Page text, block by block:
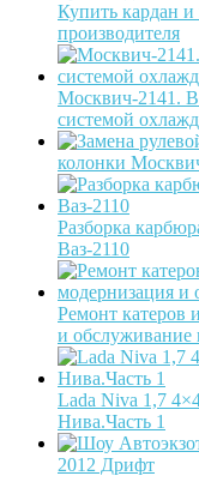
Купить кардан
производителя
Москвич-2141.
системой
колонки
Разборка
Ваз-2110
Ремонт катеров
и обслуживание
Lada Niva 1,7
Нива.Часть 1
2012 Дрифт